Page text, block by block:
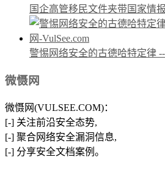
国企高管移民文件夹带国家情报
警惕网络安全的古德哈特定律 --
微慑网
微慑网(VULSEE.COM)：
[-] 关注前沿安全态势,
[-] 聚合网络安全漏洞信息,
[-] 分享安全文档案例。